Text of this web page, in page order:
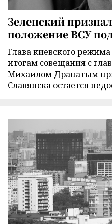
Зеленский
положение ВСУ
Глава киевского
итогам совещания с
Михаилом Драпатым
Славянска остается